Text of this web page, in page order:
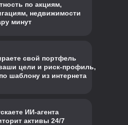
ИИ-агента
активы 24/7
свой портфель
цели и риск-профиль,
шаблону из интернета
по акциям,
недвижимости
минут